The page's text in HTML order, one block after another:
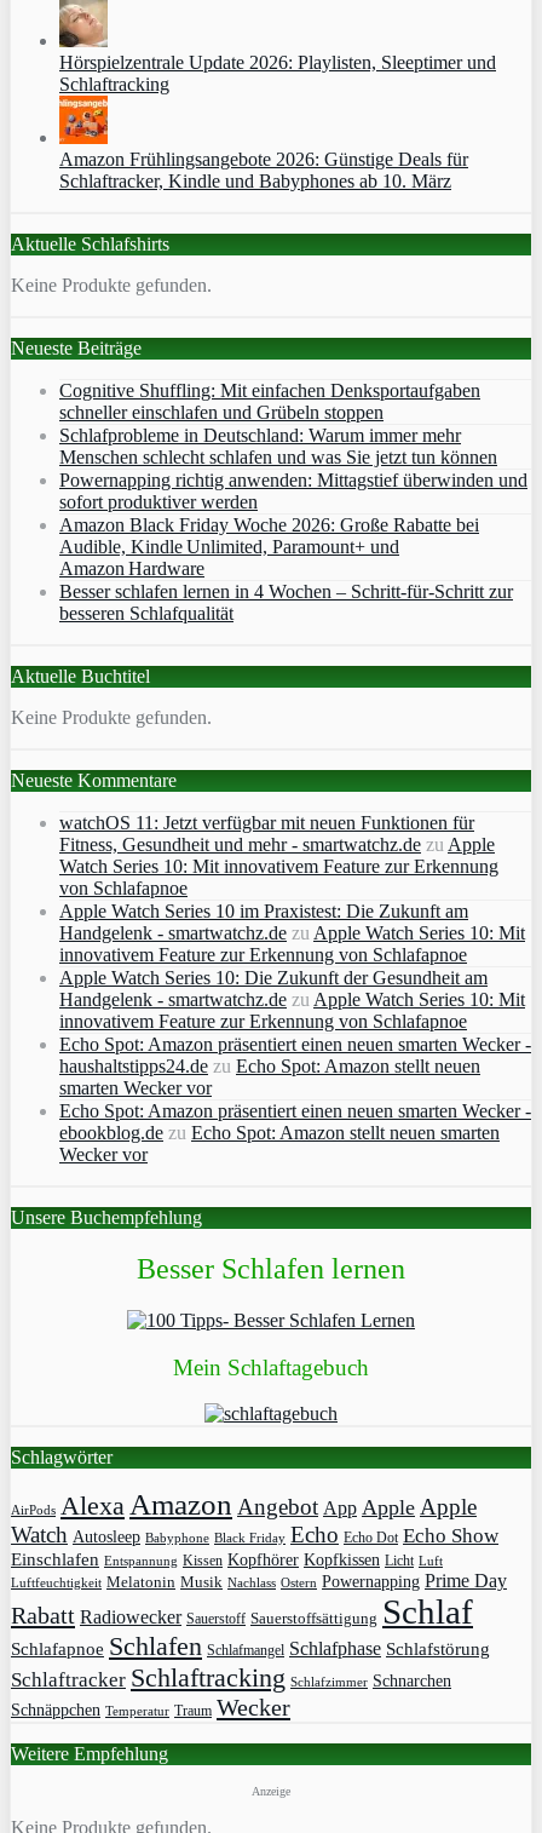
Hörspielzentrale Update 2026: Playlisten, Sleeptimer und
Schlaftracking
Amazon Frühlingsangebote 2026: Günstige Deals für
Schlaftracker, Kindle und Babyphones ab 10. März
Aktuelle Schlafshirts
Keine Produkte gefunden.
Neueste Beiträge
Cognitive Shuffling: Mit einfachen Denksportaufgaben
schneller einschlafen und Grübeln stoppen
Schlafprobleme in Deutschland: Warum immer mehr
Menschen schlecht schlafen und was Sie jetzt tun können
Powernapping richtig anwenden: Mittagstief überwinden und
sofort produktiver werden
Amazon Black Friday Woche 2026: Große Rabatte bei
Audible, Kindle Unlimited, Paramount+ und
Amazon Hardware
Besser schlafen lernen in 4 Wochen – Schritt‑für‑Schritt zur
besseren Schlafqualität
Aktuelle Buchtitel
Keine Produkte gefunden.
Neueste Kommentare
watchOS 11: Jetzt verfügbar mit neuen Funktionen für
Fitness, Gesundheit und mehr - smartwatchz.de zu Apple
Watch Series 10: Mit innovativem Feature zur Erkennung
von Schlafapnoe
Apple Watch Series 10 im Praxistest: Die Zukunft am
Handgelenk - smartwatchz.de zu Apple Watch Series 10: Mit
innovativem Feature zur Erkennung von Schlafapnoe
Apple Watch Series 10: Die Zukunft der Gesundheit am
Handgelenk - smartwatchz.de zu Apple Watch Series 10: Mit
innovativem Feature zur Erkennung von Schlafapnoe
Echo Spot: Amazon präsentiert einen neuen smarten Wecker -
haushaltstipps24.de zu Echo Spot: Amazon stellt neuen
smarten Wecker vor
Echo Spot: Amazon präsentiert einen neuen smarten Wecker -
ebookblog.de zu Echo Spot: Amazon stellt neuen smarten
Wecker vor
Unsere Buchempfehlung
Besser Schlafen lernen
Mein Schlaftagebuch
Schlagwörter
AirPods AlexaAmazon Angebot App Apple Apple
Watch Autosleep Babyphone Black Friday Echo Echo Dot Echo Show
Einschlafen Entspannung Kissen Kopfhörer Kopfkissen Licht Luft
Luftfeuchtigkeit Melatonin Musik Nachlass Ostern Powernapping Prime Day
Rabatt Radiowecker Sauerstoff Sauerstoffsättigung Schlaf
Schlafapnoe Schlafen Schlafmangel Schlafphase Schlafstörung
Schlaftracker Schlaftracking Schlafzimmer Schnarchen
Schnäppchen Temperatur Traum Wecker
Weitere Empfehlung
Anzeige
Keine Produkte gefunden.